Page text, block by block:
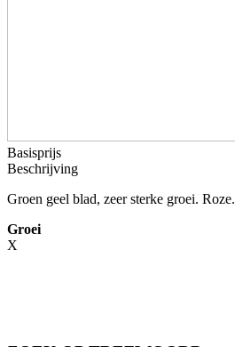
Basisprijs
Beschrijving
Groen geel blad, zeer sterke groei. Roze.
Groei
X